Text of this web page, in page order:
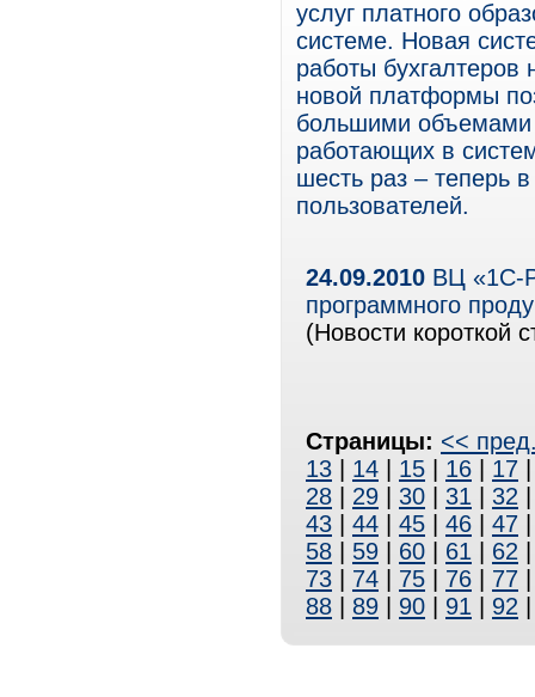
услуг платного
системе. Новая
работы бухгалтеров
новой платформы
большими
работающих в
шесть раз – теперь
пользователей.
24.09.2010 ВЦ «1С-
программного
(Новости короткой
Страницы: <<
13
14 15 16 17
28
29 30 31 32
43
44 45 46 47
58
59 60 61 62
73
74 75 76 77
88
89 90 91 92